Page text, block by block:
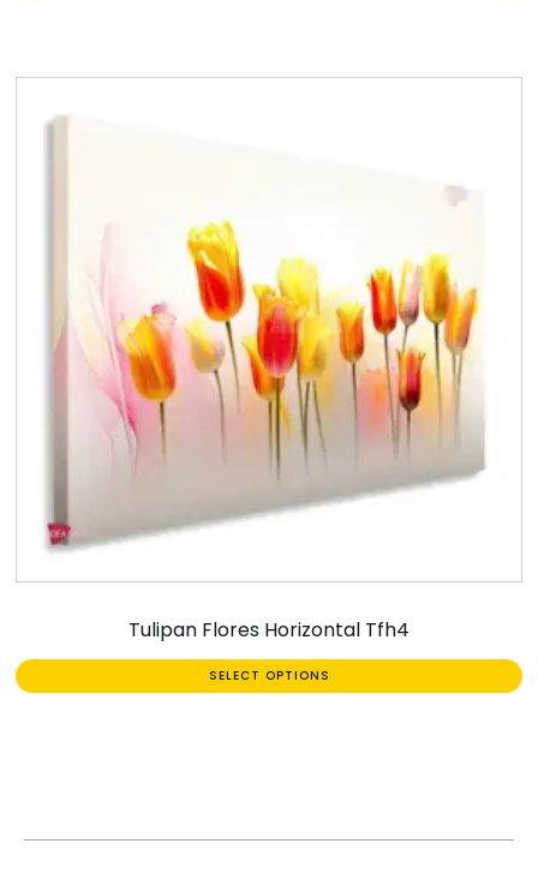
Tulipan Flores Horizontal Tfh4
SELECT OPTIONS